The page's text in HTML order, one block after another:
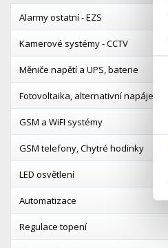
Alarmy ostatní - EZS
Kamerové systémy - CCTV
Měniče napětí a UPS, baterie
Fotovoltaika, alternativní napájení
GSM a WiFI systémy
GSM telefony, Chytré hodinky
LED osvětlení
Automatizace
Regulace topení